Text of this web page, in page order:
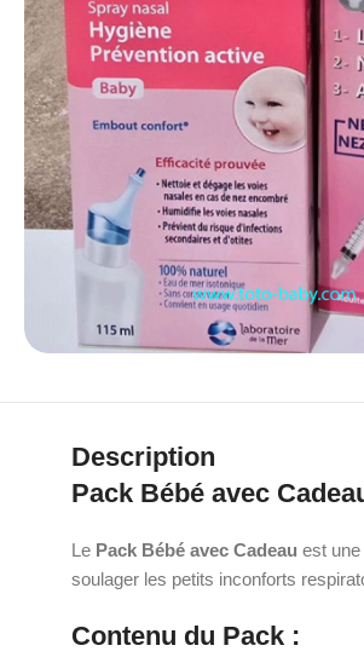
Description
Pack Bébé avec
Le Pack Bébé avec Cadeau est
soulager les petits inconforts
Contenu du Pack :